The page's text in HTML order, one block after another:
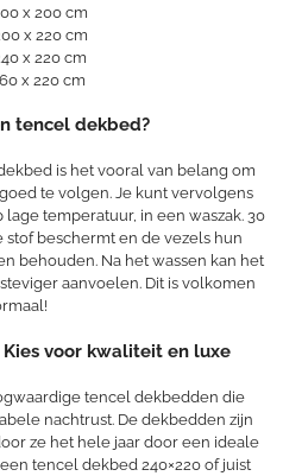
x 200 cm
x 220 cm
x 220 cm
x 220 cm
tencel dekbed?
is het vooral van belang om
te volgen. Je kunt vervolgens
temperatuur, in een waszak. 30
stof beschermt en de vezels hun
behouden. Na het wassen kan het
aanvoelen. Dit is volkomen
voor kwaliteit en luxe
tencel dekbedden die
nachtrust. De dekbedden zijn
ze het hele jaar door een ideale
tencel dekbed 240×220 of juist